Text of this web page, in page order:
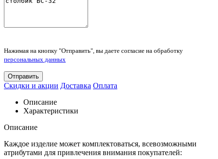
Нажимая на кнопку "Отправить", вы даете согласие на обработку
персональных данных
Отправить
Скидки и акции Доставка Оплата
Описание
Характеристики
Описание
Каждое изделие может комплектоваться, всевозможными
атрибутами для привлечения внимания покупателей: